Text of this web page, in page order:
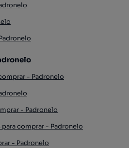
- Padronelo
- Padronelo
comprar - Padronelo
- Padronelo